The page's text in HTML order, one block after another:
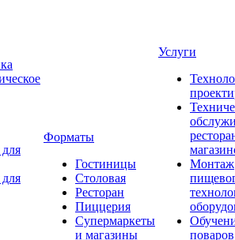
Форматы
Гостиницы
Столовая
Ресторан
Пиццерия
Супермаркеты
и магазины
Услуги
Монтаж
поваров